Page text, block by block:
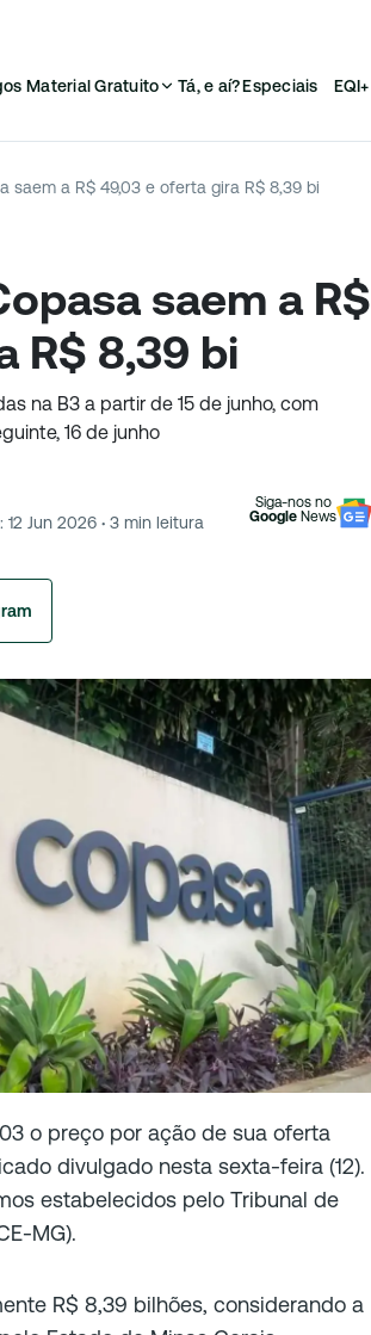
Material Gratuito Tá, e aí?Especiais EQI+
saem a R$ 49,03 e oferta gira R$ 8,39 bi
saem a R$
R$ 8,39 bi
na B3 a partir de 15 de junho, com
16 de junho
12 Jun 2026 · 3 min leitura
Siga-nos no
Google News
o preço por ação de sua oferta
divulgado nesta sexta-feira (12).
estabelecidos pelo Tribunal de
MG).
R$ 8,39 bilhões, considerando a